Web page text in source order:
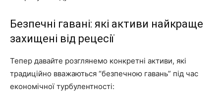
Безпечні гавані: які активи найкраще
захищені від рецесії
Тепер давайте розглянемо конкретні активи, які
традиційно вважаються “безпечною гавань” під час
економічної турбулентності: